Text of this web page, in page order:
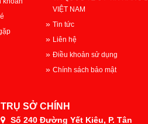
VIỆT NAM
Tin tức
Liên hệ
Điều khoản sử dụng
Chính sách bảo mật
TRỤ SỞ CHÍNH
Số 240 Đường Yết Kiêu, P. Tân